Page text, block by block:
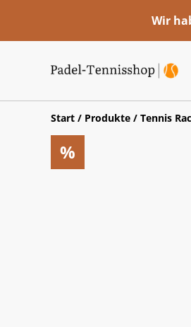
Wir
Start / Produkte / Tennis
%